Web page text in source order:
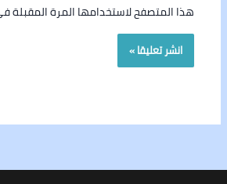
هذا المتصفح لاستخدامها المرة المقبلة